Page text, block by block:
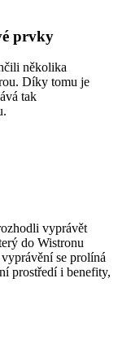
prvky
několika
Díky tomu je
tak
vyprávět
do Wistronu
se prolíná
prostředí i benefity,